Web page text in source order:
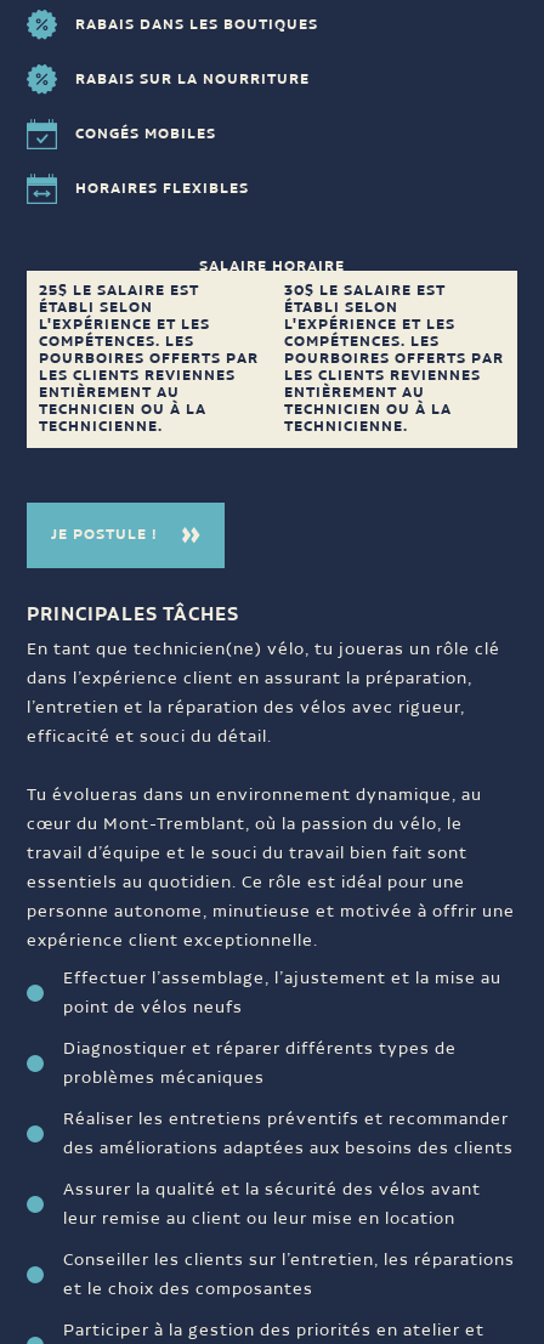
RABAIS DANS LES BOUTIQUES
RABAIS SUR LA NOURRITURE
CONGÉS MOBILES
HORAIRES FLEXIBLES
25$ LE SALAIRE EST
ÉTABLI SELON
L'EXPÉRIENCE ET LES
COMPÉTENCES. LES
POURBOIRES OFFERTS PAR
LES CLIENTS REVIENNES
ENTIÈREMENT AU
TECHNICIEN OU À LA
TECHNICIENNE.
30$ LE SALAIRE EST
ÉTABLI SELON
L'EXPÉRIENCE ET LES
COMPÉTENCES. LES
POURBOIRES OFFERTS PAR
LES CLIENTS REVIENNES
ENTIÈREMENT AU
TECHNICIEN OU À LA
TECHNICIENNE.
SALAIRE HORAIRE
JE POSTULE !
PRINCIPALES TÂCHES
En tant que technicien(ne) vélo, tu joueras un rôle clé
dans l’expérience client en assurant la préparation,
l’entretien et la réparation des vélos avec rigueur,
efficacité et souci du détail.
Tu évolueras dans un environnement dynamique, au
cœur du Mont-Tremblant, où la passion du vélo, le
travail d’équipe et le souci du travail bien fait sont
essentiels au quotidien. Ce rôle est idéal pour une
personne autonome, minutieuse et motivée à offrir une
expérience client exceptionnelle.
Effectuer l’assemblage, l’ajustement et la mise au
point de vélos neufs
Diagnostiquer et réparer différents types de
problèmes mécaniques
Réaliser les entretiens préventifs et recommander
des améliorations adaptées aux besoins des clients
Assurer la qualité et la sécurité des vélos avant
leur remise au client ou leur mise en location
Conseiller les clients sur l’entretien, les réparations
et le choix des composantes
Participer à la gestion des priorités en atelier et